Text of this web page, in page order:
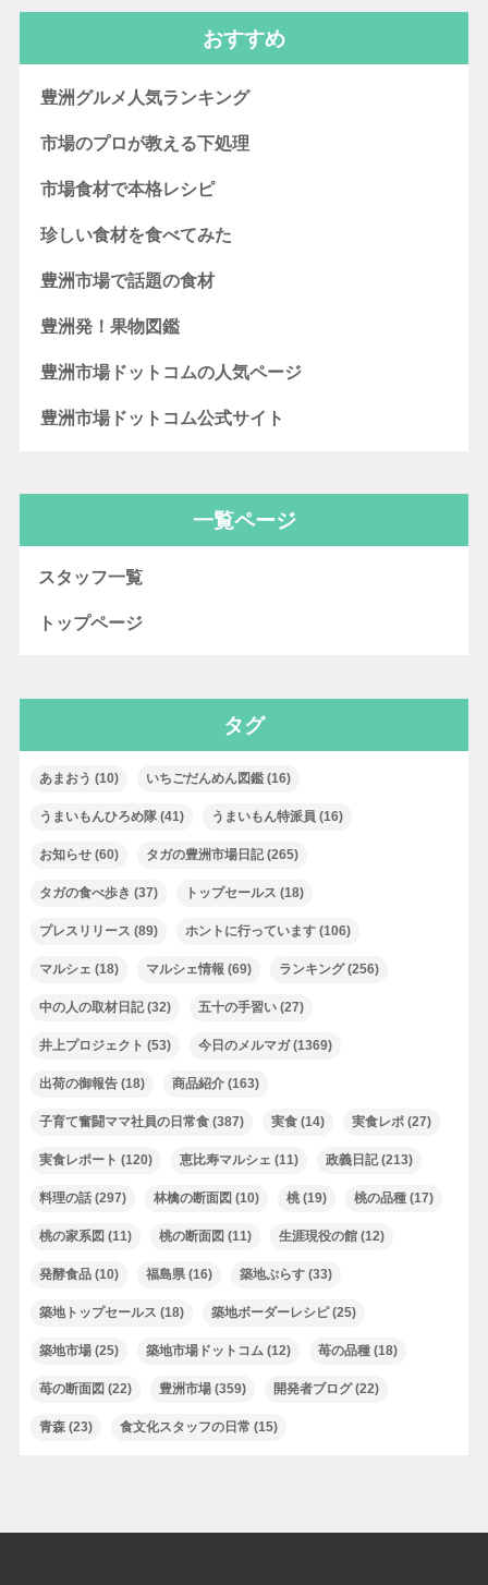
おすすめ
豊洲グルメ人気ランキング
市場のプロが教える下処理
市場食材で本格レシピ
珍しい食材を食べてみた
豊洲市場で話題の食材
豊洲発！果物図鑑
豊洲市場ドットコムの人気ページ
豊洲市場ドットコム公式サイト
一覧ページ
スタッフ一覧
トップページ
タグ
あまおう (10) いちごだんめん図鑑(16)
うまいもんひろめ隊(41) うまいもん特派員 (16)
お知らせ(60) タガの豊洲市場日記(265)
タガの食べ歩き (37) トップセールス (18)
プレスリリース (89) ホントに行っています(106)
マルシェ (18) マルシェ情報 (69) ランキング(256)
中の人の取材日記(32) 五十の手習い(27)
井上プロジェクト (53) 今日のメルマガ(1369)
出荷の御報告(18) 商品紹介(163)
子育て奮闘ママ社員の日常食(387) 実食(14) 実食レポ(27)
実食レポート (120) 恵比寿マルシェ (11) 政義日記(213)
料理の話(297) 林檎の断面図 (10) 桃(19) 桃の品種(17)
桃の家系図 (11) 桃の断面図 (11) 生涯現役の館(12)
発酵食品(10) 福島県(16) 築地ぷらす(33)
築地トップセールス (18) 築地ボーダーレシピ(25)
築地市場(25) 築地市場ドットコム (12) 苺の品種(18)
苺の断面図 (22) 豊洲市場(359) 開発者ブログ(22)
青森(23) 食文化スタッフの日常 (15)